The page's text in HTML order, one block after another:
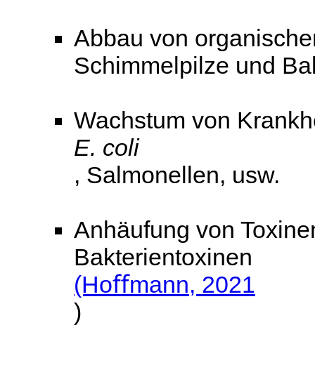
Abbau von
Schimmelpilze und
Wachstum von
E. coli
, Salmonellen, usw.
Anhäufung von
Bakterientoxinen
(Hoﬀmann, 2021
)